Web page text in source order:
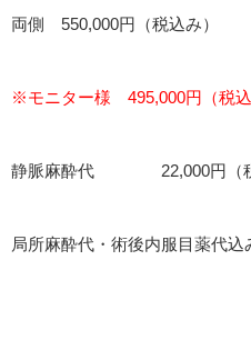
両側 550,000円（税込み）
※モニター様 495,000円（税込
静脈麻酔代 22,000円（税
局所麻酔代・術後内服目薬代込